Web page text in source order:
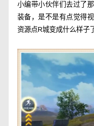
小编带小伙伴们去过了
装备，是不是有点觉得
资源点R城变成什么样子